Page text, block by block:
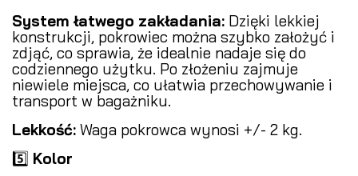
System łatwego zakładania: Dzięki lekkiej
konstrukcji, pokrowiec można szybko założyć i
zdjąć, co sprawia, że idealnie nadaje się do
codziennego użytku. Po złożeniu zajmuje
niewiele miejsca, co ułatwia przechowywanie i
transport w bagażniku.
Lekkość: Waga pokrowca wynosi +/- 2 kg.
5️⃣ Kolor